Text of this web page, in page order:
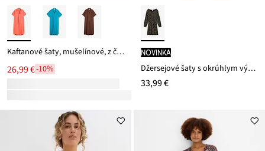
Kaftanové šaty, mušelínové, z čistej bavlny
26,99 €-10%
novinka
Džersejové šaty s okrúhlym výstrihom
33,99 €